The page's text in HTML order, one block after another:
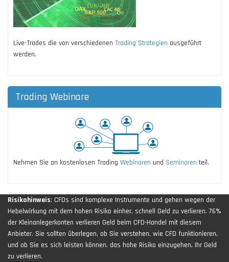
Live-Trades die von verschiedenen Trading Strategien ausgeführt
werden.
Trading Webinare
Nehmen Sie an kostenlosen Trading Webinaren und Seminaren teil.
Risikohinweis: CFDs sind komplexe Instrumente und gehen wegen der
Hebelwirkung mit dem hohen Risiko einher, schnell Geld zu verlieren. 76%
der Kleinanlegerkonten verlieren Geld beim CFD-Handel mit diesem
Anbieter. Sie sollten überlegen, ob Sie verstehen, wie CFD funktionieren,
und ob Sie es sich leisten können, das hohe Risiko einzugehen, Ihr Geld
zu verlieren.